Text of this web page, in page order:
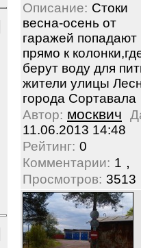
Описание: Стоки
весна-осень от
гаражей попадают
прямо к
берут воду для
жители улицы
города Сортавала
Автор: москвич
11.06.2013 14:48
Рейтинг: 0
Комментарии: 1 ,
Просмотров: 3513